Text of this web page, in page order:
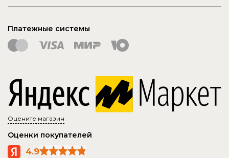
Платежные системы
Оцените магазин
Оценки покупателей
4.9